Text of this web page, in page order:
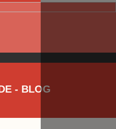
- BLOG